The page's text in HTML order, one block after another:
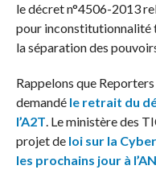
le décret n°4506-2013
pour inconstitutionnalité
la séparation des
Rappelons que
demandé le retrait du
l’A2T. Le ministère des
projet de loi sur la
les prochains jour à